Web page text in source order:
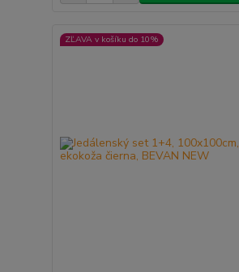
ZĽAVA v košíku do 10%